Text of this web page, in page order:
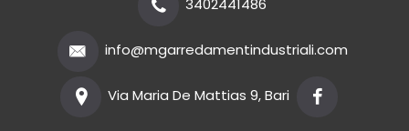
3402441486
info@mgarredamentindustriali.com
Via Maria De Mattias 9, Bari